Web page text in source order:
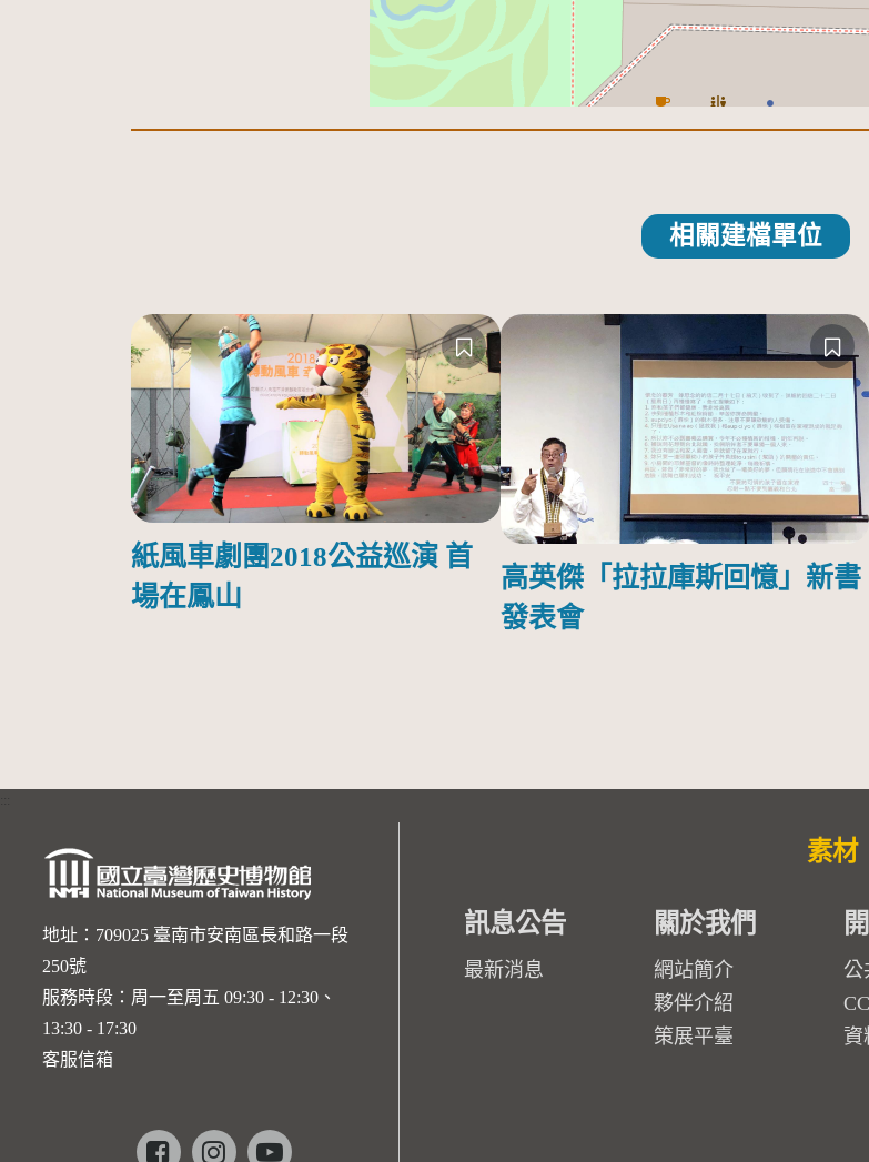
相關建檔單位
紙風車劇團2018公益巡演 首
場在鳳山
高英傑「拉拉庫斯回憶」新書
發表會
地址：709025 臺南市安南區長和路一段
250號
服務時段：周一至周五 09:30 - 12:30、
13:30 - 17:30
客服信箱
Facebookinstagramyoutube
素材
訊息公告
最新消息
關於我們
網站簡介
夥伴介紹
策展平臺
公
資